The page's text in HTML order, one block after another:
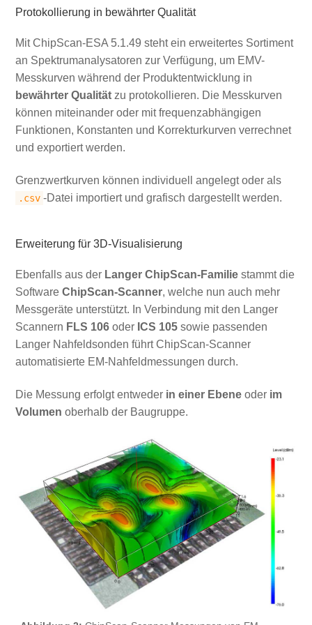
Protokollierung in bewährter Qualität
Mit ChipScan-ESA 5.1.49 steht ein erweitertes Sortiment
an Spektrumanalysatoren zur Verfügung, um EMV-
Messkurven während der Produktentwicklung in
bewährter Qualitätzu protokollieren. Die Messkurven
können miteinander oder mit frequenzabhängigen
Funktionen, Konstanten und Korrekturkurven verrechnet
und exportiert werden.
Grenzwertkurven können individuell angelegt oder als
.csv -Datei importiert und grafisch dargestellt werden.
Erweiterung für 3D-Visualisierung
Ebenfalls aus der Langer ChipScan-Familiestammt die
Software ChipScan-Scanner, welche nun auch mehr
Messgeräte unterstützt. In Verbindung mit den Langer
Scannern FLS 106oder ICS 105sowie passenden
Langer Nahfeldsonden führt ChipScan-Scanner
automatisierte EM-Nahfeldmessungen durch.
Die Messung erfolgt entweder in einer Ebeneoder im
Volumen oberhalb der Baugruppe.